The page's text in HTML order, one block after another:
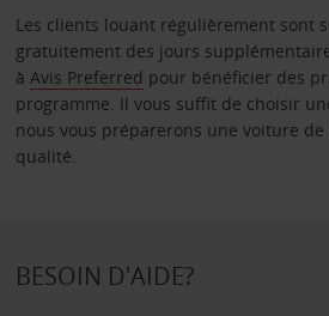
Les clients louant régulièrement sont
gratuitement des jours
à Avis Preferred pour bénéficier des
programme. Il vous suffit de choisir
nous vous préparerons une voiture
qualité.
BESOIN D'AIDE?